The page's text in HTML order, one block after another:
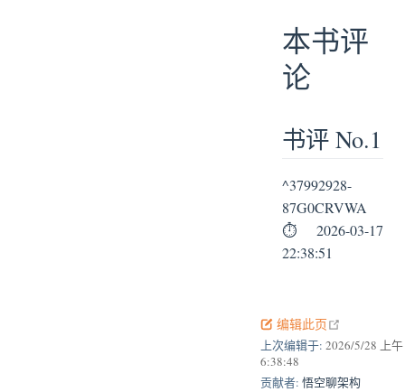
本书评
论
书评 No.1
^37992928-
87G0CRVWA
⏱ 2026-03-17
22:38:51
编辑此页
上次编辑于: 2026/5/28 上午
6:38:48
贡献者: 悟空聊架构